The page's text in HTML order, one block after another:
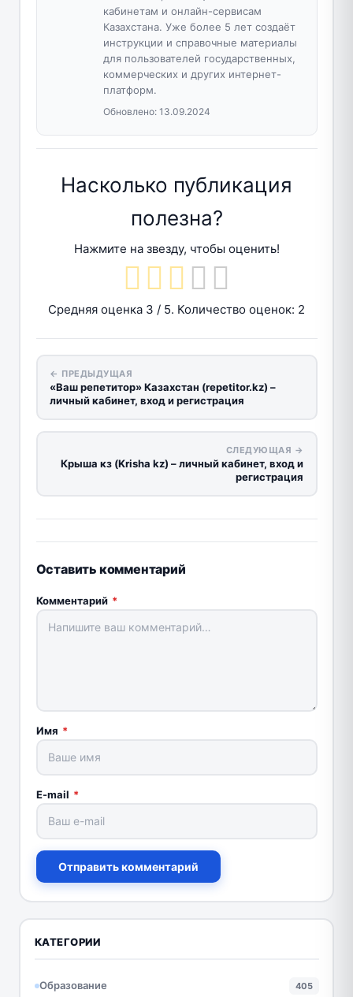
кабинетам и онлайн-сервисам
Казахстана. Уже более 5 лет создаёт
инструкции и справочные материалы
для пользователей государственных,
коммерческих и других интернет-
платформ.
Обновлено: 13.09.2024
Насколько публикация
полезна?
Нажмите на звезду, чтобы оценить!
Средняя оценка 3 / 5. Количество оценок: 2
← ПРЕДЫДУЩАЯ
«Ваш репетитор» Казахстан (repetitor.kz) –
личный кабинет, вход и регистрация
СЛЕДУЮЩАЯ →
Крыша кз (Krisha kz) – личный кабинет, вход и
регистрация
Оставить комментарий
Комментарий *
Имя *
E-mail *
Отправить комментарий
КАТЕГОРИИ
Образование 405